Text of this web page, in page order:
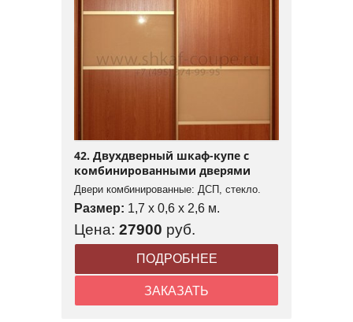
42. Двухдверный шкаф-купе с
комбинированными дверями
Двери комбинированные: ДСП, стекло.
Размер: 1,7 x 0,6 x 2,6 м.
Цена: 27900 руб.
ПОДРОБНЕЕ
ЗАКАЗАТЬ